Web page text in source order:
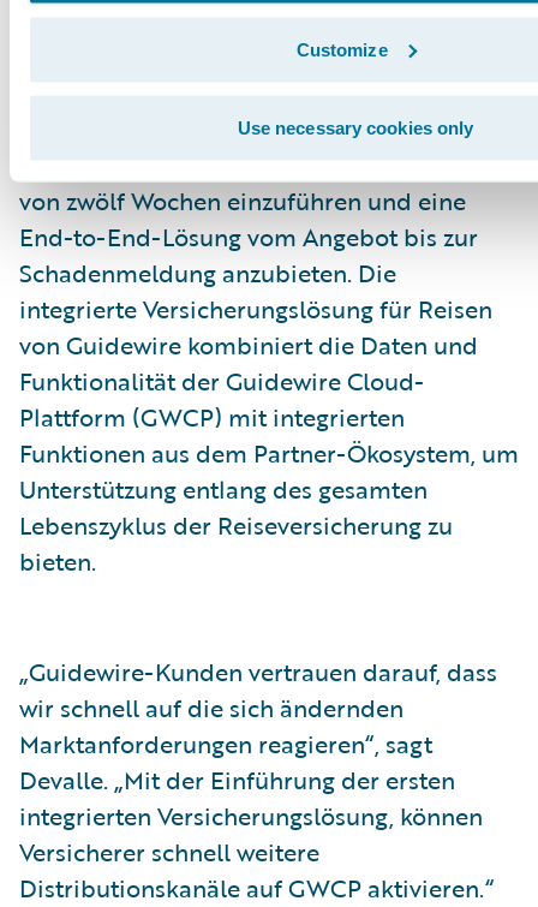
Customize
Use necessary cookies only
Elysian führt marktspezifische Lösungen ein,
die vorkonfiguriert wurden, um die
wichtigsten Spartenanforderungen zu
erfüllen. Dies ermöglicht Versicherern,
integrierte Reiseversicherungen innerhalb
von zwölf Wochen einzuführen und eine
End-to-End-Lösung vom Angebot bis zur
Schadenmeldung anzubieten. Die
integrierte Versicherungslösung für Reisen
von Guidewire kombiniert die Daten und
Funktionalität der Guidewire Cloud-
Plattform (GWCP) mit integrierten
Funktionen aus dem Partner-Ökosystem, um
Unterstützung entlang des gesamten
Lebenszyklus der Reiseversicherung zu
bieten.
„Guidewire-Kunden vertrauen darauf, dass
wir schnell auf die sich ändernden
Marktanforderungen reagieren“, sagt
Devalle. „Mit der Einführung der ersten
integrierten Versicherungslösung, können
Versicherer schnell weitere
Distributionskanäle auf GWCP aktivieren.“